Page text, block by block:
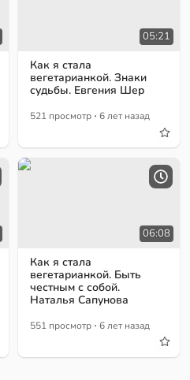
05:21
Как я стала
вегетарианкой. Знаки
судьбы. Евгения Шер
521 просмотр · 6 лет назад
06:08
Как я стала
вегетарианкой. Быть
честным с собой.
Наталья Сапунова
551 просмотр · 6 лет назад